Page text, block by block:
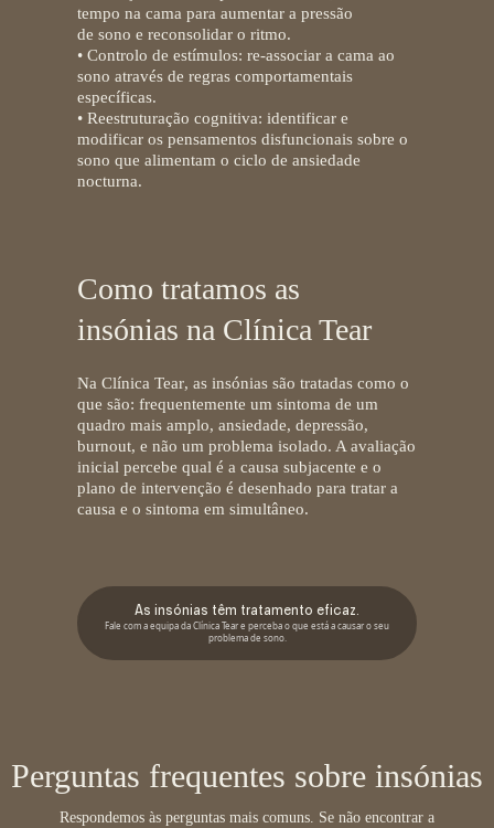
tempo na cama para aumentar a pressão
de sono e reconsolidar o ritmo.
• Controlo de estímulos: re-associar a cama ao
sono através de regras comportamentais
específicas.
• Reestruturação cognitiva: identificar e
modificar os pensamentos disfuncionais sobre o
sono que alimentam o ciclo de ansiedade
nocturna.
Como tratamos as
insónias na Clínica Tear
Na Clínica Tear, as insónias são tratadas como o
que são: frequentemente um sintoma de um
quadro mais amplo, ansiedade, depressão,
burnout, e não um problema isolado. A avaliação
inicial percebe qual é a causa subjacente e o
plano de intervenção é desenhado para tratar a
causa e o sintoma em simultâneo.
As insónias têm tratamento eficaz.
Fale com a equipa da Clínica Tear e perceba o que está a causar o seu
problema de sono.
Perguntas frequentes sobre insónias
Respondemos às perguntas mais comuns. Se não encontrar a